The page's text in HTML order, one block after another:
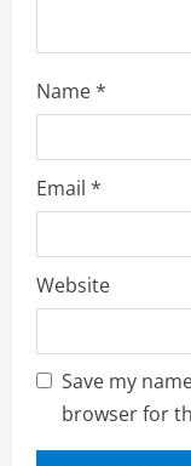
Name*
Email *
Website
Save my
browser for